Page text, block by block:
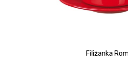
Filiżanka